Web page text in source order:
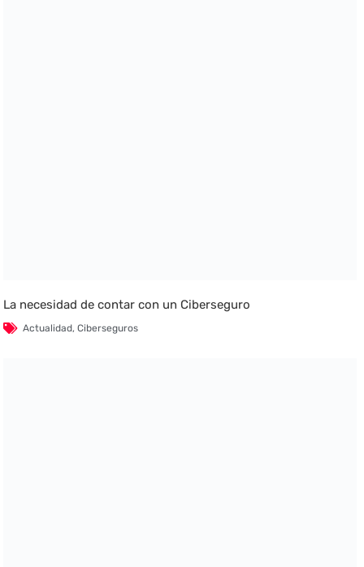
La necesidad de contar con un Ciberseguro
Actualidad,Ciberseguros